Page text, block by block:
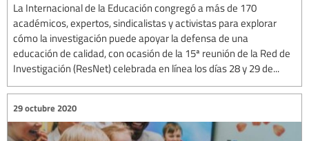
La Internacional de la Educación congregó a más de 170
académicos, expertos, sindicalistas y activistas para explorar
cómo la investigación puede apoyar la defensa de una
educación de calidad, con ocasión de la 15ª reunión de la Red de
Investigación (ResNet) celebrada en línea los días 28 y 29 de...
29 octubre 2020